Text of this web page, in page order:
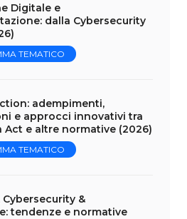
Digitale e
dalla Cybersecurity
TEMATICO
adempimenti,
e approcci innovativi tra
Act e altre normative (2026)
TEMATICO
Cybersecurity &
tendenze e normative